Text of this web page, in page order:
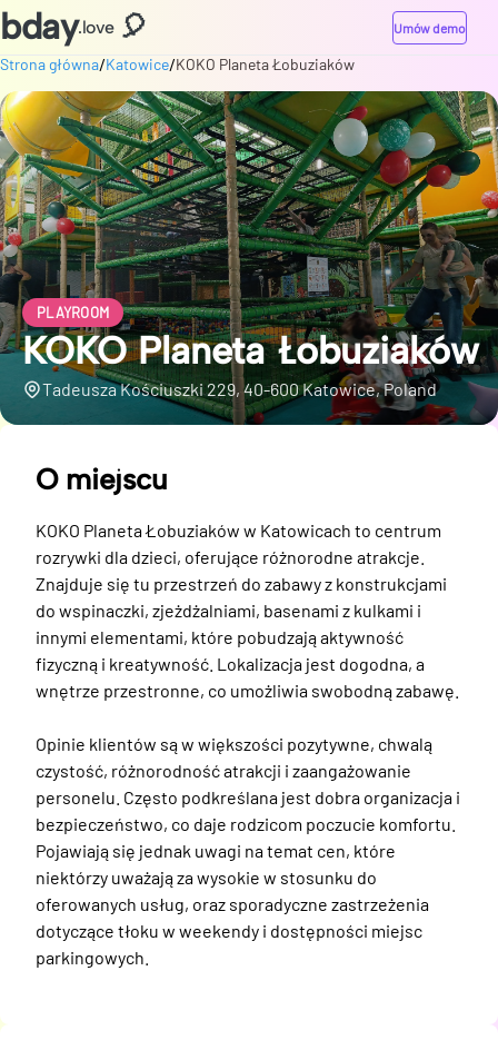
bday.love 🎈 Umów demo
Strona główna/Katowice/KOKO Planeta Łobuziaków
PLAYROOM
KOKO Planeta Łobuziaków
Tadeusza Kościuszki 229, 40-600 Katowice, Poland
O miejscu
KOKO Planeta Łobuziaków w Katowicach to centrum
rozrywki dla dzieci, oferujące różnorodne atrakcje.
Znajduje się tu przestrzeń do zabawy z konstrukcjami
do wspinaczki, zjeżdżalniami, basenami z kulkami i
innymi elementami, które pobudzają aktywność
fizyczną i kreatywność. Lokalizacja jest dogodna, a
wnętrze przestronne, co umożliwia swobodną zabawę.
Opinie klientów są w większości pozytywne, chwalą
czystość, różnorodność atrakcji i zaangażowanie
personelu. Często podkreślana jest dobra organizacja i
bezpieczeństwo, co daje rodzicom poczucie komfortu.
Pojawiają się jednak uwagi na temat cen, które
niektórzy uważają za wysokie w stosunku do
oferowanych usług, oraz sporadyczne zastrzeżenia
dotyczące tłoku w weekendy i dostępności miejsc
parkingowych.